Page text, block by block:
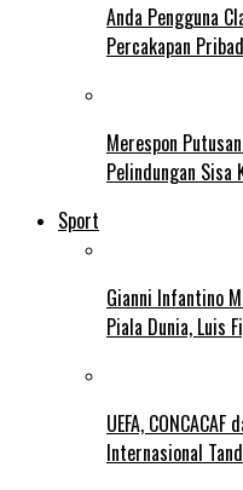
Anda Pengguna
Percakapan
Merespon
Pelindungan Sisa
Sport
Gianni Infantino
Piala Dunia, Luis
UEFA,
Internasional